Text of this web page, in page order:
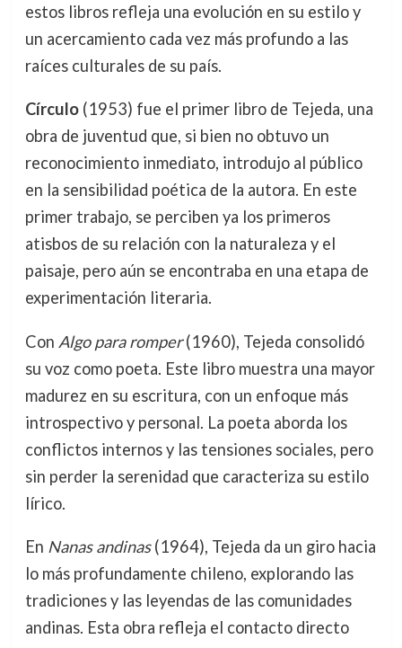
estos libros refleja una evolución en su estilo y
un acercamiento cada vez más profundo a las
raíces culturales de su país.
Círculo(1953) fue el primer libro de Tejeda, una
obra de juventud que, si bien no obtuvo un
reconocimiento inmediato, introdujo al público
en la sensibilidad poética de la autora. En este
primer trabajo, se perciben ya los primeros
atisbos de su relación con la naturaleza y el
paisaje, pero aún se encontraba en una etapa de
experimentación literaria.
Con Algo para romper(1960), Tejeda consolidó
su voz como poeta. Este libro muestra una mayor
madurez en su escritura, con un enfoque más
introspectivo y personal. La poeta aborda los
conflictos internos y las tensiones sociales, pero
sin perder la serenidad que caracteriza su estilo
lírico.
En Nanas andinas(1964), Tejeda da un giro hacia
lo más profundamente chileno, explorando las
tradiciones y las leyendas de las comunidades
andinas. Esta obra refleja el contacto directo